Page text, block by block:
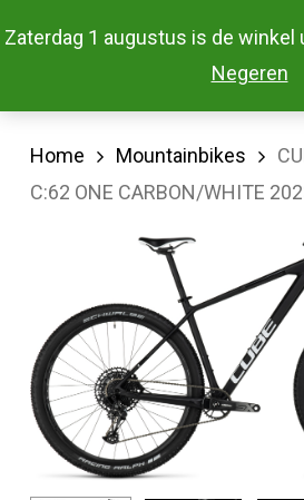
Zaterdag 1 augustus is de
Negeren
to
Home Mountainbikes
C:62 ONE CARBON/WHITE